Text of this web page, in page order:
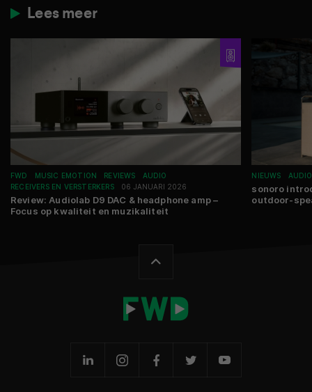
Lees meer
FWD MUSIC EMOTION REVIEWS
AUDIO
RECEIVERS EN VERSTERKERS
06 JANUARI 2026
Review: Audiolab D9 DAC & headphone amp –
Focus op kwaliteit en muzikaliteit
NIEUWS AUDIO
sonoro
outdoor-